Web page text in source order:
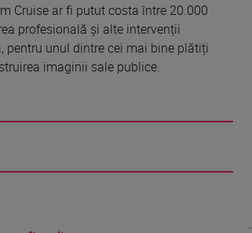
Cruise ar fi putut costa între 20.000
profesională și alte intervenții
pentru unul dintre cei mai bine plătiți
imaginii sale publice.